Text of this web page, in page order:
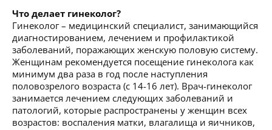
Что делает гинеколог?
Гинеколог – медицинский специалист, занимающийся
диагностированием, лечением и профилактикой
заболеваний, поражающих женскую половую систему.
Женщинам рекомендуется посещение гинеколога как
минимум два раза в год после наступления
половозрелого возраста (с 14-16 лет). Врач-гинеколог
занимается лечением следующих заболеваний и
патологий, которые распространены у женщин всех
возрастов: воспаления матки, влагалища и яичников,